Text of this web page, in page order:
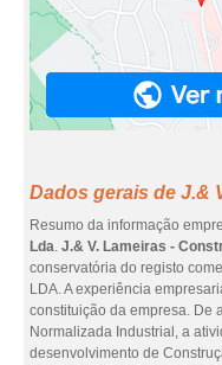
Dados gerais de J.&
Resumo da informação
Lda. J.& V. Lameiras -
conservatória do registo
LDA. A experiência
constituição da empresa. De
Normalizada Industrial, a
desenvolvimento de